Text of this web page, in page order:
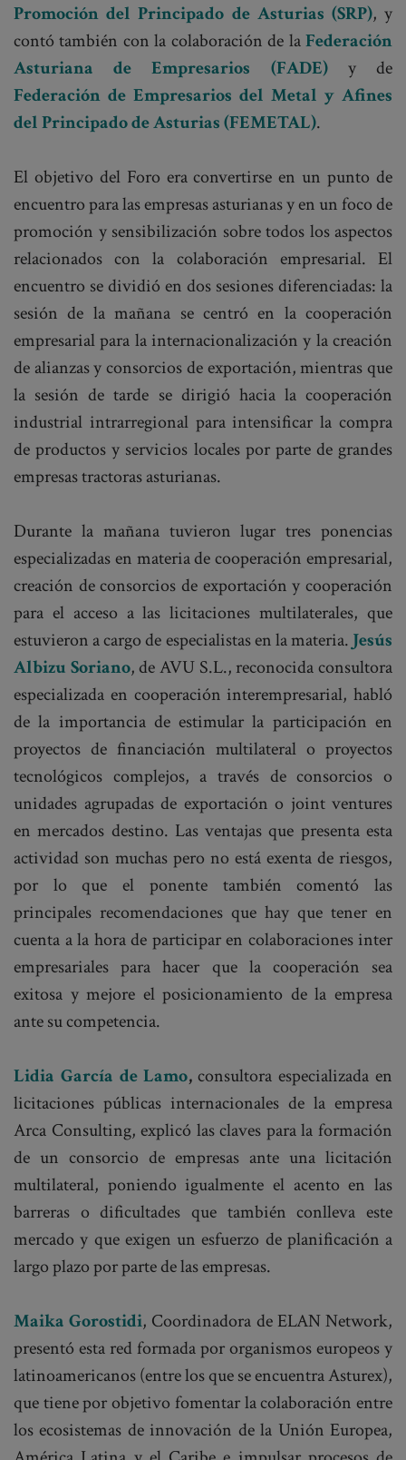
Promoción del Principado de Asturias (SRP), y
contó también con la colaboración de laFederación
Asturiana de Empresarios (FADE)y de
Federación de Empresarios del Metal y Afines
del Principado de Asturias (FEMETAL).
El objetivo del Foro era convertirse en un punto de
encuentro para las empresas asturianas y en un foco de
promoción y sensibilización sobre todos los aspectos
relacionados con la colaboración empresarial. El
encuentro se dividió en dos sesiones diferenciadas: la
sesión de la mañana se centró en la cooperación
empresarial para la internacionalización y la creación
de alianzas y consorcios de exportación, mientras que
la sesión de tarde se dirigió hacia la cooperación
industrial intrarregional para intensificar la compra
de productos y servicios locales por parte de grandes
empresas tractoras asturianas.
Durante la mañana tuvieron lugar tres ponencias
especializadas en materia de cooperación empresarial,
creación de consorcios de exportación y cooperación
para el acceso a las licitaciones multilaterales, que
estuvieron a cargo de especialistas en la materia. Jesús
Albizu Soriano, de AVU S.L., reconocida consultora
especializada en cooperación interempresarial, habló
de la importancia de estimular la participación en
proyectos de financiación multilateral o proyectos
tecnológicos complejos, a través de consorcios o
unidades agrupadas de exportación o joint ventures
en mercados destino. Las ventajas que presenta esta
actividad son muchas pero no está exenta de riesgos,
por lo que el ponente también comentó las
principales recomendaciones que hay que tener en
cuenta a la hora de participar en colaboraciones inter
empresariales para hacer que la cooperación sea
exitosa y mejore el posicionamiento de la empresa
ante su competencia.
Lidia García de Lamo,consultora especializada en
licitaciones públicas internacionales de la empresa
Arca Consulting, explicó las claves para la formación
de un consorcio de empresas ante una licitación
multilateral, poniendo igualmente el acento en las
barreras o dificultades que también conlleva este
mercado y que exigen un esfuerzo de planificación a
largo plazo por parte de las empresas.
Maika Gorostidi, Coordinadora de ELAN Network,
presentó esta red formada por organismos europeos y
latinoamericanos (entre los que se encuentra Asturex),
que tiene por objetivo fomentar la colaboración entre
los ecosistemas de innovación de la Unión Europea,